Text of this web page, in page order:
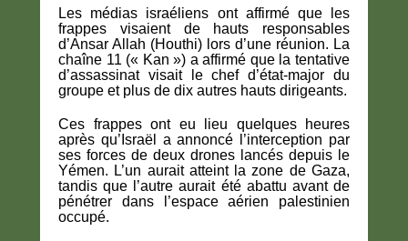
Les médias israéliens ont affirmé que les
frappes visaient de hauts responsables
d’Ansar Allah (Houthi) lors d’une réunion. La
chaîne 11 (« Kan ») a affirmé que la tentative
d’assassinat visait le chef d’état-major du
groupe et plus de dix autres hauts dirigeants.
Ces frappes ont eu lieu quelques heures
après qu’Israël a annoncé l’interception par
ses forces de deux drones lancés depuis le
Yémen. L’un aurait atteint la zone de Gaza,
tandis que l’autre aurait été abattu avant de
pénétrer dans l’espace aérien palestinien
occupé.